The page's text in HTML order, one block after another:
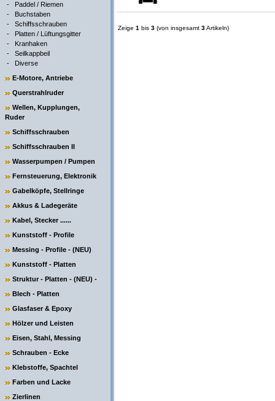
- Paddel / Riemen
- Buchstaben
- Schiffsschrauben
- Platten / Lüftungsgitter
- Kranhaken
- Seilkappbeil
- Diverse
E-Motore, Antriebe
Querstrahlruder
Wellen, Kupplungen,
Ruder
Schiffsschrauben
Schiffsschrauben II
Wasserpumpen / Pumpen
Fernsteuerung, Elektronik
Gabelköpfe, Stellringe
Akkus & Ladegeräte
Kabel, Stecker ......
Kunststoff - Profile
Messing - Profile - (NEU)
Kunststoff - Platten
Struktur - Platten - (NEU) -
Blech - Platten
Glasfaser & Epoxy
Hölzer und Leisten
Eisen, Stahl, Messing
Schrauben - Ecke
Klebstoffe, Spachtel
Farben und Lacke
Zierlinen
Zeige 1 bis 3 (von insgesamt 3Artikeln)